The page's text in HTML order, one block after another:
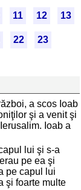
11 12 13
22 23
a scos Ioab
şi a venit şi
Ioab a
lui şi s-a
pe ea şi
pe capul lui
şi foarte multe